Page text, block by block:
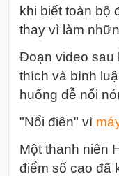
khi biết toàn bộ
thay vì làm
Đoạn video sau
thích và bình
huống dễ nổi
"Nổi điên" vì
Một thanh niên
điểm số cao đã